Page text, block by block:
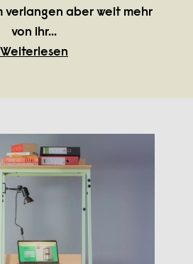
verlangen aber weit mehr
von ihr...
Weiterlesen